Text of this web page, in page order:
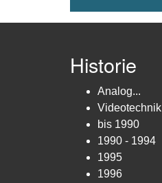
Historie
Analog...
Videotechnik
bis 1990
1990 - 1994
1995
1996